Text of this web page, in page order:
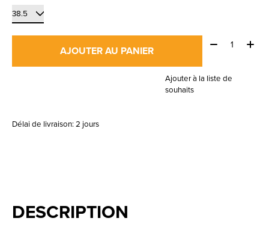
AJOUTER AU PANIER
Quantité:
Ajouter à la liste de
souhaits
Délai de livraison: 2 jours
DESCRIPTION